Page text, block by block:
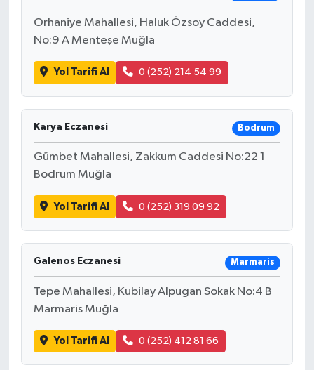
Orhaniye Mahallesi, Haluk Özsoy Caddesi,
No:9 A Menteşe Muğla
Yol Tarifi Al 0 (252) 214 54 99
Karya Eczanesi Bodrum
Gümbet Mahallesi, Zakkum Caddesi No:22 1
Bodrum Muğla
Yol Tarifi Al 0 (252) 319 09 92
Galenos Eczanesi Marmaris
Tepe Mahallesi, Kubilay Alpugan Sokak No:4 B
Marmaris Muğla
Yol Tarifi Al 0 (252) 412 81 66